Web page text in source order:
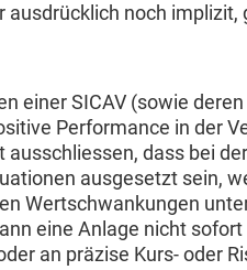
ausdrücklich noch
einer SICAV (sowie
Performance in der
dass bei
ausgesetzt sein,
Wertschwankungen
eine Anlage nicht
an präzise Kurs- oder